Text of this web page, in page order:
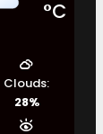
°C
Clouds:
28%